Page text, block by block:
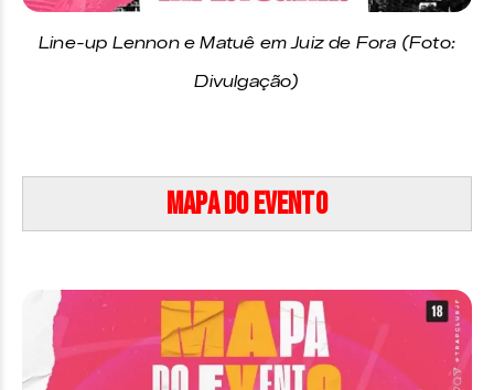
Line-up Lennon e Matuê em Juiz de Fora (Foto:
Divulgação)
Mapa do evento